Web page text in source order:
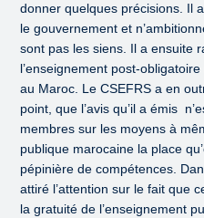
donner quelques précisions. Il a
le gouvernement et
sont pas les siens. Il a ensuite
l’enseignement post-
au Maroc. Le CSEFRS a en
point, que l’avis qu’il a émis
membres sur les moyens à
publique marocaine la place
pépinière de compétences.
attiré l’attention sur le fait que
la gratuité de l’enseignement